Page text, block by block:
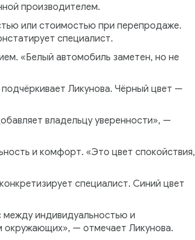
производителем.
или стоимостью при перепродаже.
специалист.
«Белый автомобиль заметен, но не
Ликунова. Чёрный цвет —
владельцу уверенности», —
и комфорт. «Это цвет спокойствия,
специалист. Синий цвет
индивидуальностью и
окружающих», — отмечает Ликунова.